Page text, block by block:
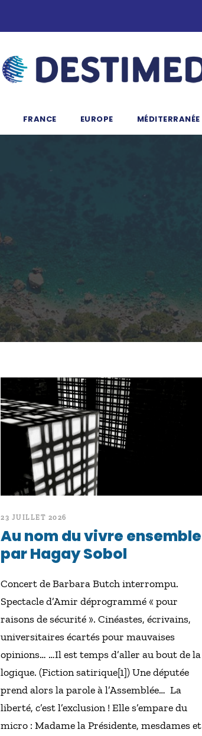
FRANCE EUROPE MÉDITERRANÉE
23 JUILLET 2026
Au nom du vivre ensemble
par Hagay Sobol
Concert de Barbara Butch interrompu.
Spectacle d’Amir déprogrammé « pour
raisons de sécurité ». Cinéastes, écrivains,
universitaires écartés pour mauvaises
opinions… …Il est temps d’aller au bout de la
logique. (Fiction satirique[1]) Une députée
prend alors la parole à l’Assemblée… La
liberté, c’est l’exclusion ! Elle s’empare du
micro : Madame la Présidente, mesdames et